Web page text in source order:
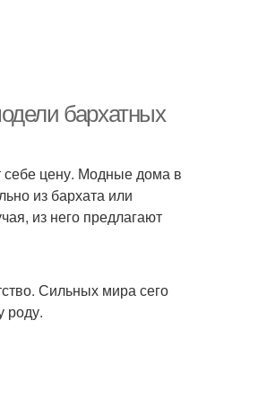
бархатных
себе цену. Модные дома в
из бархата или
из него предлагают
Сильных мира сего
роду.